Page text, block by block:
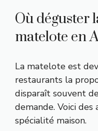
Où déguster
matelote en
La matelote est
restaurants la
disparaît souvent
demande. Voici
spécialité maison.